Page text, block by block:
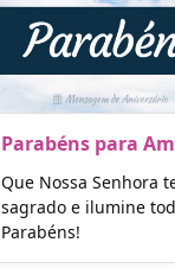
Parabéns para
Que Nossa Senhora
sagrado e ilumine
Parabéns!